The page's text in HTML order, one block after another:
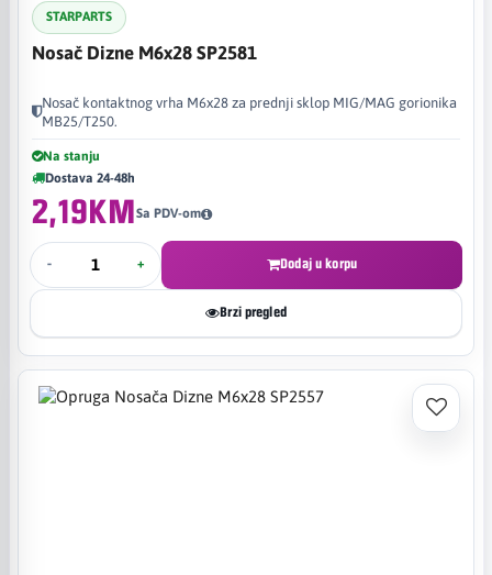
STARPARTS
Nosač Dizne M6x28 SP2581
Nosač kontaktnog vrha M6x28 za prednji sklop MIG/MAG gorionika
MB25/T250.
Na stanju
Dostava 24-48h
2,19KMSa PDV-om
- + Dodaj u korpu
Brzi pregled